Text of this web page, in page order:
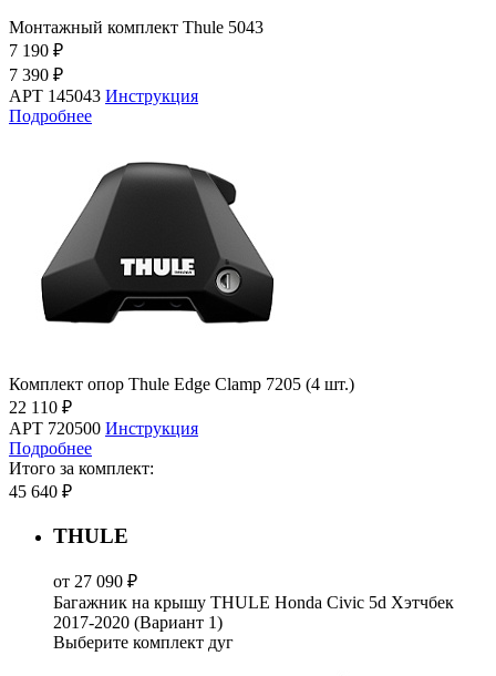
Монтажный комплект Thule 5043
7 190 ₽
7 390 ₽
АРТ 145043 Инструкция
Подробнее
Комплект опор Thule Edge Clamp 7205 (4 шт.)
22 110 ₽
АРТ 720500 Инструкция
Подробнее
Итого за комплект:
45 640 ₽
THULE
от 27 090 ₽
Багажник на крышу THULE Honda Civic 5d Хэтчбек
2017-2020 (Вариант 1)
Выберите комплект дуг